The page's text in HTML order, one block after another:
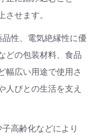
せます。
性、電気絶縁性に優
どの包装材料、食品
幅広い用途で使用さ
人びとの生活を支え
高齢化などにより